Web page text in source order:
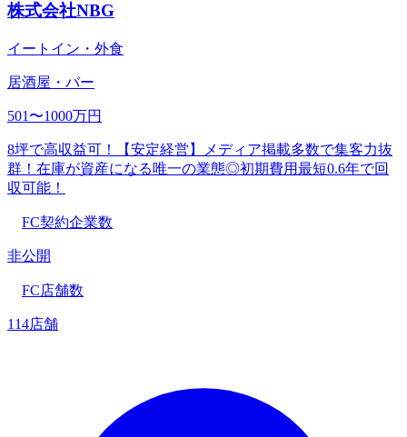
株式会社NBG
イートイン・外食
居酒屋・バー
501〜1000万円
8坪で高収益可！【安定経営】メディア掲載多数で集客力抜
群！在庫が資産になる唯一の業態◎初期費用最短0.6年で回
収可能！
FC契約企業数
非公開
FC店舗数
114店舗